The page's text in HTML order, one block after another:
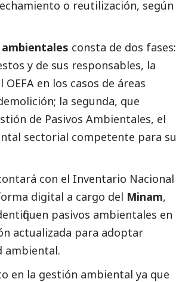
o reutilización, según
consta de dos fases:
y de sus responsables, la
en los casos de áreas
la segunda, que
de Pasivos Ambientales, el
sectorial competente para su
con el Inventario Nacional
digital a cargo del Minam,
pasivos ambientales en
actualizada para adoptar
ambiental.
en la gestión ambiental ya que